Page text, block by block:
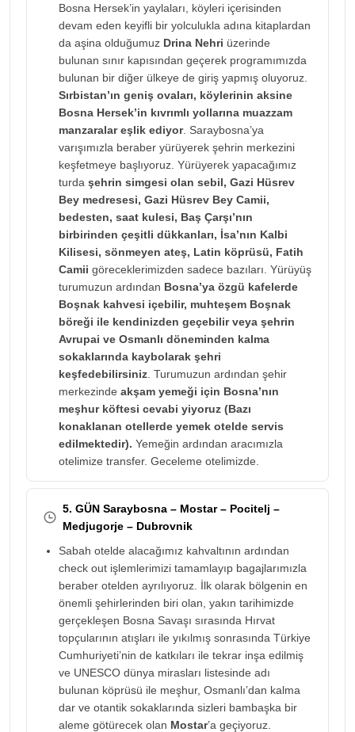
Bosna Hersek’in yaylaları, köyleri içerisinden
devam eden keyifli bir yolculukla adına kitaplardan
da aşina olduğumuz Drina Nehri üzerinde
bulunan sınır kapısından geçerek programımızda
bulunan bir diğer ülkeye de giriş yapmış oluyoruz.
Sırbistan’ın geniş ovaları, köylerinin aksine
Bosna Hersek’in kıvrımlı yollarına muazzam
manzaralar eşlik ediyor. Saraybosna’ya
varışımızla beraber yürüyerek şehrin merkezini
keşfetmeye başlıyoruz. Yürüyerek yapacağımız
turda şehrin simgesi olan sebil, Gazi Hüsrev
Bey medresesi, Gazi Hüsrev Bey Camii,
bedesten, saat kulesi, Baş Çarşı’nın
birbirinden çeşitli dükkanları, İsa’nın Kalbi
Kilisesi, sönmeyen ateş, Latin köprüsü, Fatih
Camii göreceklerimizden sadece bazıları. Yürüyüş
turumuzun ardından Bosna’ya özgü kafelerde
Boşnak kahvesi içebilir, muhteşem Boşnak
böreği ile kendinizden geçebilir veya şehrin
Avrupai ve Osmanlı döneminden kalma
sokaklarında kaybolarak şehri
keşfedebilirsiniz . Turumuzun ardından şehir
merkezinde akşam yemeği için Bosna’nın
meşhur köftesi cevabi yiyoruz (Bazı
konaklanan otellerde yemek otelde servis
edilmektedir). Yemeğin ardından aracımızla
otelimize transfer. Geceleme otelimizde.
5. GÜN Saraybosna – Mostar – Pocitelj –
Medjugorje – Dubrovnik
Sabah otelde alacağımız kahvaltının ardından
check out işlemlerimizi tamamlayıp bagajlarımızla
beraber otelden ayrılıyoruz. İlk olarak bölgenin en
önemli şehirlerinden biri olan, yakın tarihimizde
gerçekleşen Bosna Savaşı sırasında Hırvat
topçularının atışları ile yıkılmış sonrasında Türkiye
Cumhuriyeti’nin de katkıları ile tekrar inşa edilmiş
ve UNESCO dünya mirasları listesinde adı
bulunan köprüsü ile meşhur, Osmanlı’dan kalma
dar ve otantik sokaklarında sizleri bambaşka bir
aleme götürecek olan Mostar’a geçiyoruz.